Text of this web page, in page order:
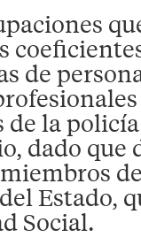
de
la
dado que
Estado,
Social.